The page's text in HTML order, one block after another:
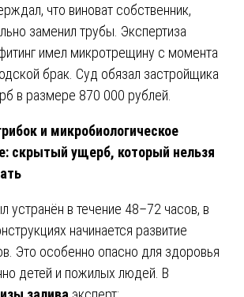
что виноват собственник,
заменил трубы. Экспертиза
имел микротрещину с момента
брак. Суд обязал застройщика
в размере 870 000 рублей.
и микробиологическое
скрытый ущерб, который нельзя
устранён в течение 48–72 часов, в
начинается развитие
Это особенно опасно для здоровья
детей и пожилых людей. В